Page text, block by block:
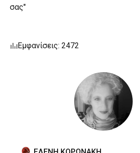
σας"
Εμφανίσεις: 2472